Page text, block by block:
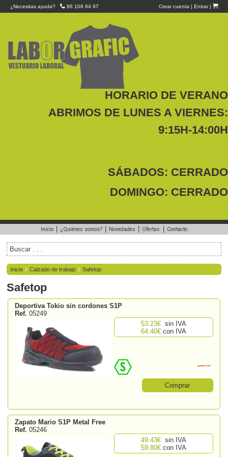
¿Necesitas ayuda? 96 108 84 97 Crear cuenta | Entrar|
HORARIO DE VERANO
ABRIMOS DE LUNES A VIERNES:
9:15H-14:00H
SÁBADOS: CERRADO
DOMINGO: CERRADO
Inicio ¿Quiénes somos? Novedades Ofertas Contacto
Inicio / Calzado de trabajo / Safetop
Safetop
Deportiva Tokio sin cordones S1P
Ref. 05249
53.23€ sin IVA
64.40€ con IVA
Comprar
Zapato Mario S1P Metal Free
Ref. 05246
49.43€ sin IVA
59.80€ con IVA